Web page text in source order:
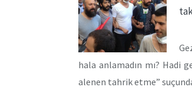
hala anlamadın mı? Hadi
alenen tahrik etme”